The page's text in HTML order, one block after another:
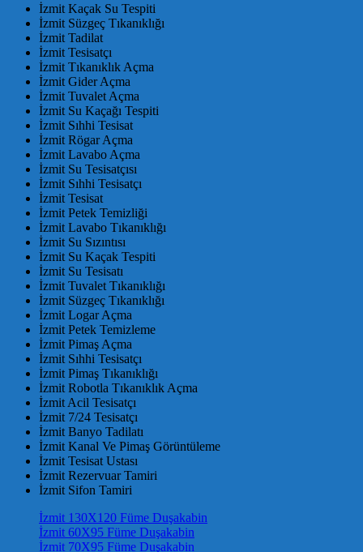
İzmit Kaçak Su Tespiti
İzmit Süzgeç Tıkanıklığı
İzmit Tadilat
İzmit Tesisatçı
İzmit Tıkanıklık Açma
İzmit Gider Açma
İzmit Tuvalet Açma
İzmit Su Kaçağı Tespiti
İzmit Sıhhi Tesisat
İzmit Rögar Açma
İzmit Lavabo Açma
İzmit Su Tesisatçısı
İzmit Sıhhi Tesisatçı
İzmit Tesisat
İzmit Petek Temizliği
İzmit Lavabo Tıkanıklığı
İzmit Su Sızıntısı
İzmit Su Kaçak Tespiti
İzmit Su Tesisatı
İzmit Tuvalet Tıkanıklığı
İzmit Süzgeç Tıkanıklığı
İzmit Logar Açma
İzmit Petek Temizleme
İzmit Pimaş Açma
İzmit Sıhhi Tesisatçı
İzmit Pimaş Tıkanıklığı
İzmit Robotla Tıkanıklık Açma
İzmit Acil Tesisatçı
İzmit 7/24 Tesisatçı
İzmit Banyo Tadilatı
İzmit Kanal Ve Pimaş Görüntüleme
İzmit Tesisat Ustası
İzmit Rezervuar Tamiri
İzmit Sifon Tamiri
İzmit 130X120 Füme Duşakabin
İzmit 60X95 Füme Duşakabin
İzmit 70X95 Füme Duşakabin